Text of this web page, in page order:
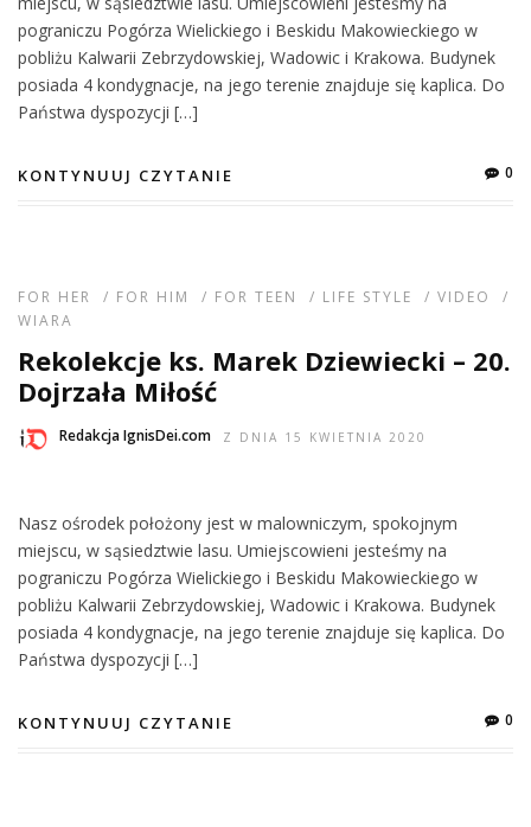
pograniczu Pogórza Wielickiego i Beskidu Makowieckiego w
pobliżu Kalwarii Zebrzydowskiej, Wadowic i Krakowa. Budynek
posiada 4 kondygnacje, na jego terenie znajduje się kaplica. Do
Państwa dyspozycji […]
KONTYNUUJ CZYTANIE 0
FOR HER / FOR HIM / FOR TEEN / LIFE STYLE / VIDEO
/
WIARA
Rekolekcje ks. Marek Dziewiecki – 20.
Dojrzała Miłość
Redakcja IgnisDei.com Z DNIA 15 KWIETNIA 2020
Nasz ośrodek położony jest w malowniczym, spokojnym
miejscu, w sąsiedztwie lasu. Umiejscowieni jesteśmy na
pograniczu Pogórza Wielickiego i Beskidu Makowieckiego w
pobliżu Kalwarii Zebrzydowskiej, Wadowic i Krakowa. Budynek
posiada 4 kondygnacje, na jego terenie znajduje się kaplica. Do
Państwa dyspozycji […]
KONTYNUUJ CZYTANIE 0